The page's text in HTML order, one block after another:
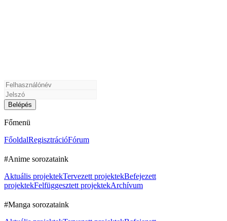
Főmenü
FőoldalRegisztrációFórum
#Anime sorozataink
Aktuális projektekTervezett projektekBefejezett
projektekFelfüggesztett projektekArchívum
#Manga sorozataink